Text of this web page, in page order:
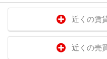
近くの賃
近くの売